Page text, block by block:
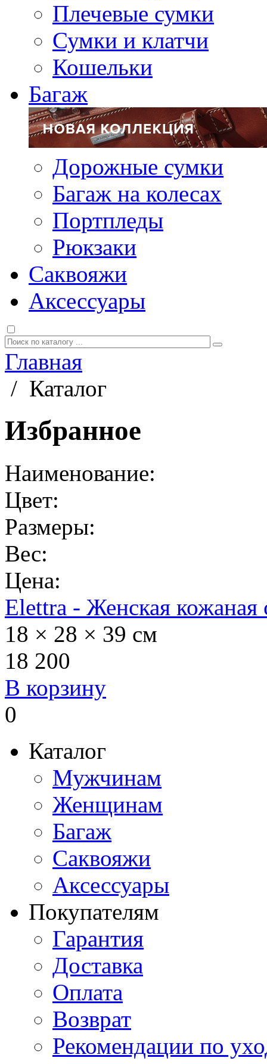
Плечевые сумки
Сумки и клатчи
Кошельки
Багаж
Дорожные сумки
Багаж на колесах
Портпледы
Рюкзаки
Саквояжи
Аксессуары
Главная
/ Каталог
Избранное
Наименование:
Цвет:
Размеры:
Вес:
Цена:
Elettra - Женская кожаная
18 × 28 × 39 см
18 200
В корзину
0
Каталог
Мужчинам
Женщинам
Багаж
Саквояжи
Аксессуары
Покупателям
Гарантия
Доставка
Оплата
Возврат
Рекомендации по